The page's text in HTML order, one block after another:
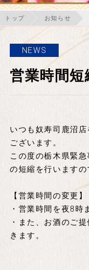
トップ お知らせ
NEWS
営業時間
いつも奴寿司鹿沼
ございます。
この度の栃木県緊
の短縮を行いますの
【営業時間の変更】
・営業時間を夜8時
・また、お酒のご
きます。